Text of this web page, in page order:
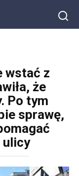
wstać z
że
Po tym
sprawę,
ulicy